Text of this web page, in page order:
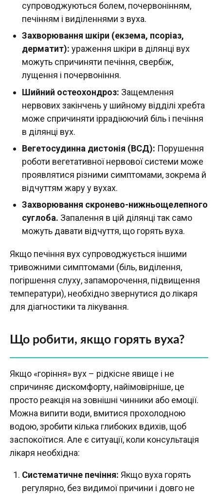
супроводжуються болем, почервонінням,
печінням і виділеннями з вуха.
Захворювання шкіри (екзема, псоріаз,
дерматит): ураження шкіри в ділянці вух
можуть спричиняти печіння, свербіж,
лущення і почервоніння.
Шийний остеохондроз: Защемлення
нервових закінчень у шийному відділі хребта
може спричиняти іррадіюючий біль і печіння
в ділянці вух.
Вегетосудинна дистонія (ВСД): Порушення
роботи вегетативної нервової системи може
проявлятися різними симптомами, зокрема й
відчуттям жару у вухах.
Захворювання скронево-нижньощелепного
суглоба. Запалення в цій ділянці так само
можуть давати відчуття, що горять вуха.
Якщо печіння вух супроводжується іншими
тривожними симптомами (біль, виділення,
погіршення слуху, запаморочення, підвищення
температури), необхідно звернутися до лікаря
для діагностики та лікування.
Що робити, якщо горять вуха?
Якщо «горіння» вух – рідкісне явище і не
спричиняє дискомфорту, найімовірніше, це
просто реакція на зовнішні чинники або емоції.
Можна випити води, вмитися прохолодною
водою, зробити кілька глибоких вдихів, щоб
заспокоїтися. Але є ситуації, коли консультація
лікаря необхідна:
Систематичне печіння: Якщо вуха горять
регулярно, без видимої причини і довго не